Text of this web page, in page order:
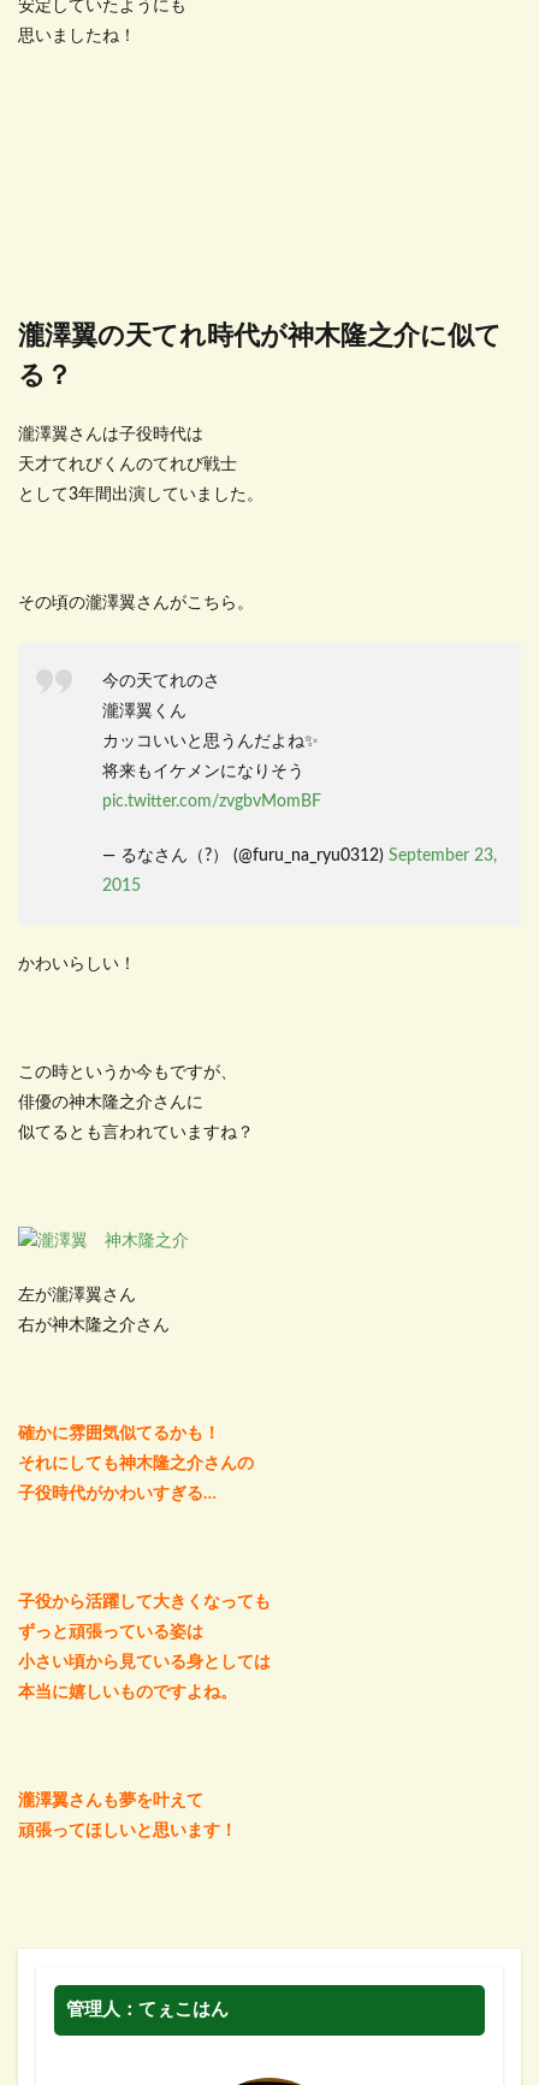
安定していたようにも
思いましたね！
瀧澤翼の天てれ時代が神木隆之介に似て
る？
瀧澤翼さんは子役時代は
天才てれびくんのてれび戦士
として3年間出演していました。
その頃の瀧澤翼さんがこちら。
今の天てれのさ
瀧澤翼くん
カッコいいと思うんだよね✨
将来もイケメンになりそう
pic.twitter.com/zvgbvMomBF
— るなさん（?） (@furu_na_ryu0312) September 23,
2015
かわいらしい！
この時というか今もですが、
俳優の神木隆之介さんに
似てるとも言われていますね？
左が瀧澤翼さん
右が神木隆之介さん
確かに雰囲気似てるかも！
それにしても神木隆之介さんの
子役時代がかわいすぎる…
子役から活躍して大きくなっても
ずっと頑張っている姿は
小さい頃から見ている身としては
本当に嬉しいものですよね。
瀧澤翼さんも夢を叶えて
頑張ってほしいと思います！
管理人：てぇこはん